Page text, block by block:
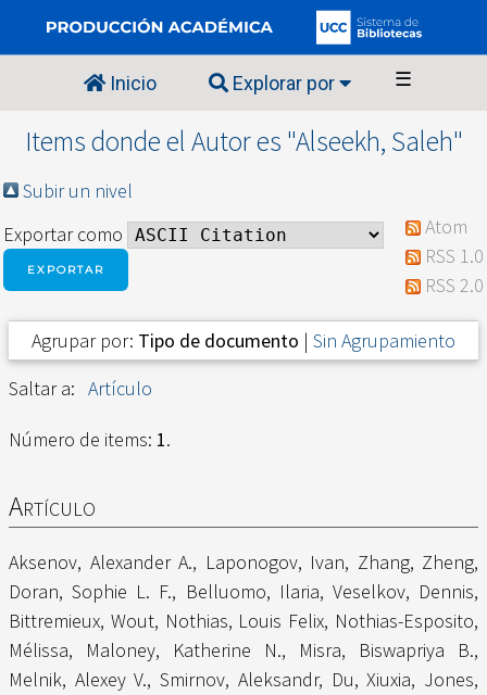
Inicio Explorar por ☰
Items donde el Autor es "Alseekh, Saleh"
Subir un nivel
Exportar como
Atom
RSS 1.0
RSS 2.0
Agrupar por: Tipo de documento | Sin Agrupamiento
Saltar a: Artículo
Número de items: 1.
Artículo
Aksenov, Alexander A., Laponogov, Ivan, Zhang, Zheng,
Doran, Sophie L. F., Belluomo, Ilaria, Veselkov, Dennis,
Bittremieux, Wout, Nothias, Louis Felix, Nothias-Esposito,
Mélissa, Maloney, Katherine N., Misra, Biswapriya B.,
Melnik, Alexey V.,Smirnov, Aleksandr, Du, Xiuxia, Jones,